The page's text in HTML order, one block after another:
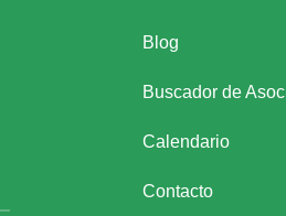
Blog
Buscador de
Calendario
Contacto